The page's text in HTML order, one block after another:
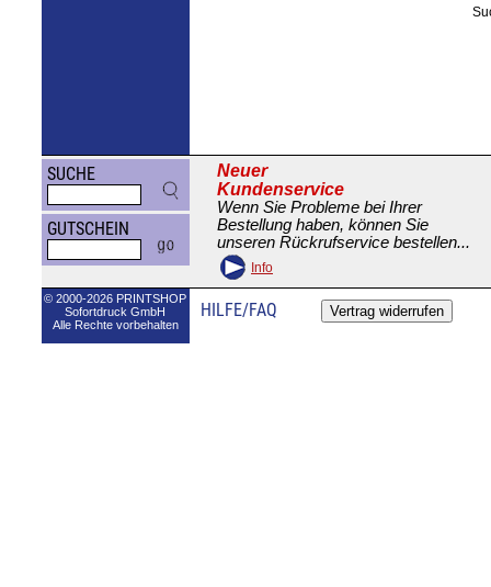
SUCHE
GUTSCHEIN
Neuer
Kundenservice
Wenn Sie Probleme bei Ihrer
Bestellung haben, können Sie
unseren Rückrufservice bestellen...
Info
© 2000-2026 PRINTSHOP
Sofortdruck GmbH
Alle Rechte vorbehalten
HILFE/FAQ